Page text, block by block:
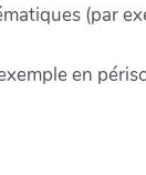
(par
en